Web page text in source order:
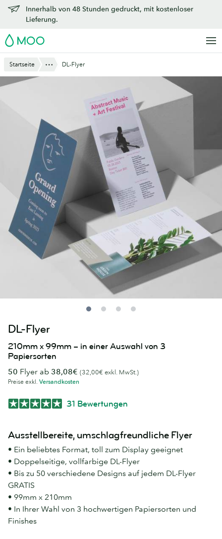
Zu
Hauptinhalt
Innerhalb von 48 Stunden gedruckt, mit kostenloser
Lieferung.
MOO
Startseite Anzeigen
DL-Flyer
DL-Flyer
210mm x 99mm – in einer Auswahl von 3
Papiersorten
50 Flyer ab 38,08€ (32,00€ exkl. MwSt.)
Preise exkl. Versandkosten
31 Bewertungen
Ausstellbereite, umschlagfreundliche Flyer
• Ein beliebtes Format, toll zum Display geeignet
• Doppelseitige, vollfarbige DL-Flyer
• Bis zu 50 verschiedene Designs auf jedem DL-Flyer
GRATIS
• 99mm x 210mm
• In Ihrer Wahl von 3 hochwertigen Papiersorten und
Finishes